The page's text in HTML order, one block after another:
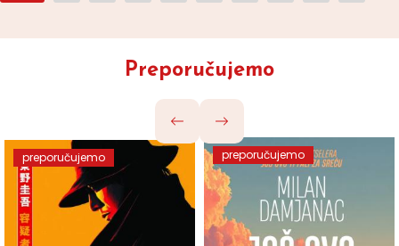
Preporučujemo
preporučujemo preporučujemo